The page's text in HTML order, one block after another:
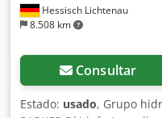
Hessisch Lichtenau
8.508 km
Consultar
Estado: usado, Grupo